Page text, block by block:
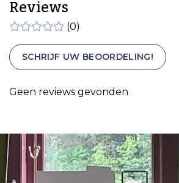
Reviews
(0)
SCHRIJF UW BEOORDELING!
Geen reviews gevonden